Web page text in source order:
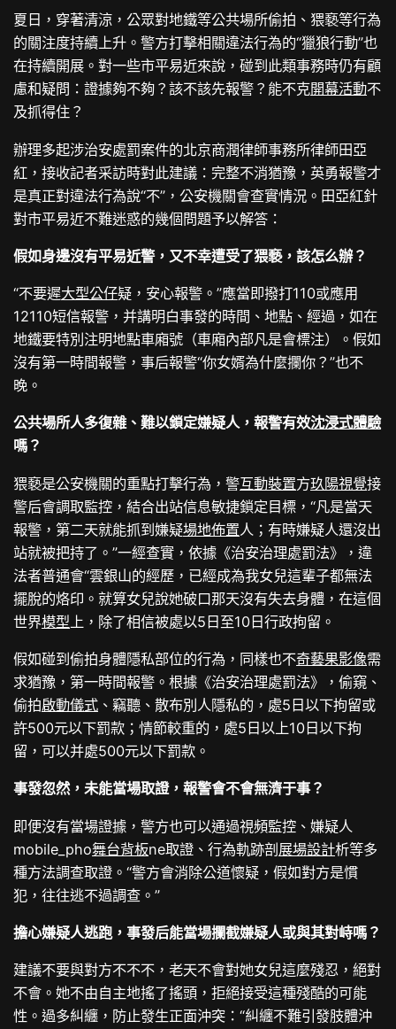
夏日，穿著清涼，公眾對地鐵等公共場所偷拍、猥褻等行為
的關注度持續上升。警方打擊相關違法行為的“獵狼行動”也
在持續開展。對一些市平易近來說，碰到此類事務時仍有顧
慮和疑問：證據夠不夠？該不該先報警？能不克開幕活動不
及抓得住？
辦理多起涉治安處罰案件的北京商潤律師事務所律師田亞
紅，接收記者采訪時對此建議：完整不消猶豫，英勇報警才
是真正對違法行為說“不”，公安機關會查實情況。田亞紅針
對市平易近不難迷惑的幾個問題予以解答：
假如身邊沒有平易近警，又不幸遭受了猥褻，該怎么辦？
“不要遲大型公仔疑，安心報警。”應當即撥打110或應用
12110短信報警，并講明白事發的時間、地點、經過，如在
地鐵要特別注明地點車廂號（車廂內部凡是會標注）。假如
沒有第一時間報警，事后報警“你女婿為什麼攔你？”也不
晚。
公共場所人多復雜、難以鎖定嫌疑人，報警有效沈浸式體驗
嗎？
猥褻是公安機關的重點打擊行為，警互動裝置方玖陽視覺接
警后會調取監控，結合出站信息敏捷鎖定目標，“凡是當天
報警，第二天就能抓到嫌疑場地佈置人；有時嫌疑人還沒出
站就被把持了。”一經查實，依據《治安治理處罰法》，違
法者普通會“雲銀山的經歷，已經成為我女兒這輩子都無法
擺脫的烙印。就算女兒說她破口那天沒有失去身體，在這個
世界模型 上，除了相信被處以5日至10日行政拘留。
假如碰到偷拍身體隱私部位的行為，同樣也不奇藝果影像需
求猶豫，第一時間報警。根據《治安治理處罰法》，偷窺、
偷拍啟動儀式 、竊聽、散布別人隱私的，處5日以下拘留或
許500元以下罰款；情節較重的，處5日以上10日以下拘
留，可以并處500元以下罰款。
事發忽然，未能當場取證，報警會不會無濟于事？
即便沒有當場證據，警方也可以通過視頻監控、嫌疑人
mobile_pho舞台背板ne取證、行為軌跡剖展場設計析等多
種方法調查取證。“警方會消除公道懷疑，假如對方是慣
犯，往往逃不過調查。”
擔心嫌疑人逃跑，事發后能當場攔截嫌疑人或與其對峙嗎？
建議不要與對方不不不，老天不會對她女兒這麼殘忍，絕對
不會。她不由自主地搖了搖頭，拒絕接受這種殘酷的可能
性。過多糾纏，防止發生正面沖突：“糾纏不難引發肢體沖